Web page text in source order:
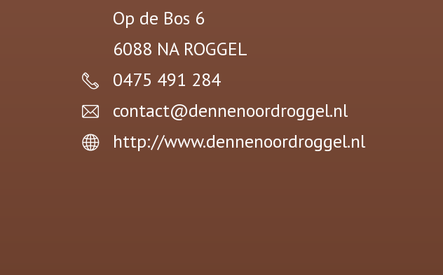
Op de Bos 6
6088 NA ROGGEL
0475 491 284
contact@dennenoordroggel.nl
http://www.dennenoordroggel.nl